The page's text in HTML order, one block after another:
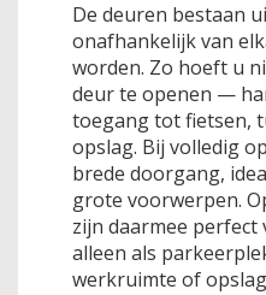
De deuren bestaan
onafhankelijk van
worden. Zo hoeft u
deur te openen —
toegang tot fietsen,
opslag. Bij volledig
brede doorgang,
grote voorwerpen.
zijn daarmee
alleen als
werkruimte of